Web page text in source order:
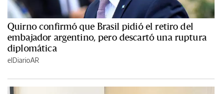
Quirno confirmó que Brasil pidió el retiro del
embajador argentino, pero descartó una ruptura
diplomática
elDiarioAR